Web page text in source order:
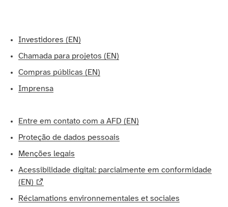
Investidores (EN)
Chamada para projetos (EN)
Compras públicas (EN)
Imprensa
Entre em contato com a AFD (EN)
Proteção de dados pessoais
Menções legais
Acessibilidade digital: parcialmente em conformidade
(EN)
Réclamations environnementales et sociales